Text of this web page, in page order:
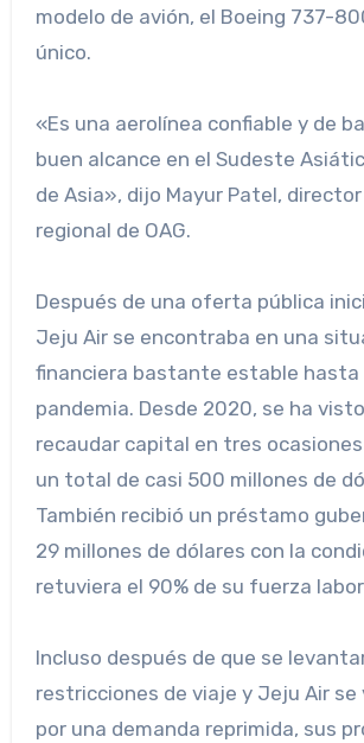
modelo de avión, el Boeing 737-
único.
«Es una aerolínea confiable y de
buen alcance en el Sudeste
de Asia», dijo Mayur Patel,
regional de OAG.
Después de una oferta pública inicial en 2015,
Jeju Air se encontraba en una
financiera bastante estable hasta
pandemia. Desde 2020, se ha
recaudar capital en tres
un total de casi 500 millones de
También recibió un préstamo
29 millones de dólares con la
retuviera el 90% de su fuerza
Incluso después de que se
restricciones de viaje y Jeju Air se
por una demanda reprimida, sus